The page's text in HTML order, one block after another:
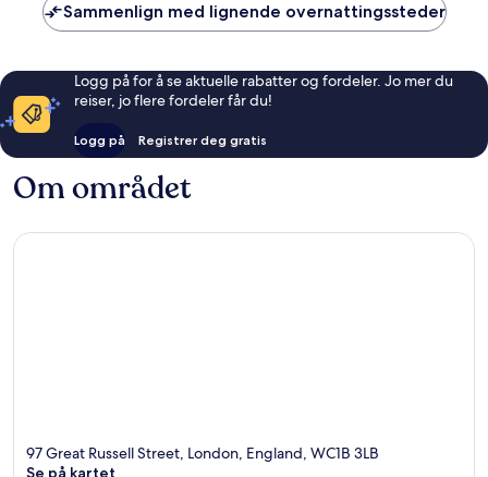
Sammenlign med lignende overnattingssteder
Logg på for å se aktuelle rabatter og fordeler. Jo mer du
reiser, jo flere fordeler får du!
Logg på Registrer deg gratis
Om området
97 Great Russell Street, London, England, WC1B 3LB
Se på kartet